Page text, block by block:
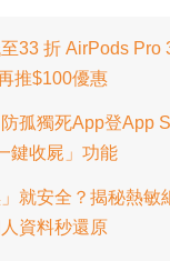
33 折 AirPods Pro
推$100優惠
孤獨死App登App
鍵收屍」功能
就安全？揭秘熱敏
資料秒還原